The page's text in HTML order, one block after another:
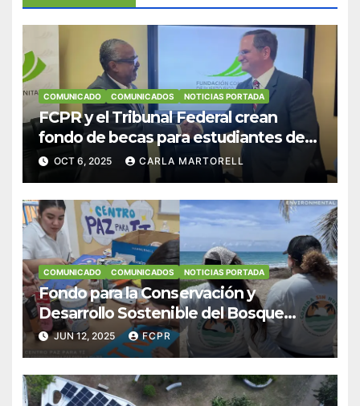
COMUNICADO COMUNICADOS NOTICIAS PORTADA
FCPR y el Tribunal Federal crean
fondo de becas para estudiantes de
Derecho en Puerto Rico
OCT 6, 2025 CARLA MARTORELL
COMUNICADO COMUNICADOS NOTICIAS PORTADA
Fondo para la Conservación y
Desarrollo Sostenible del Bosque
Modelo de Puerto Rico apoya
iniciativas impulsadoras hacia una
economía verde
JUN 12, 2025 FCPR